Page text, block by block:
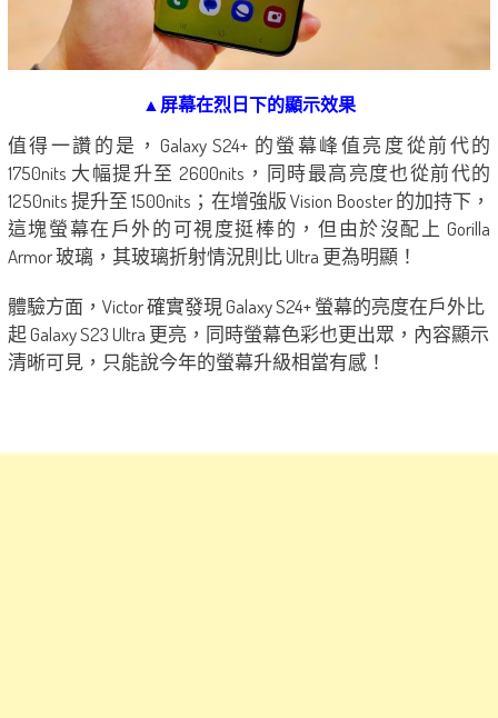
▲屏幕在烈日下的顯示效果
值得一讚的是，Galaxy S24+ 的螢幕峰值亮度從前代的
1750nits 大幅提升至 2600nits，同時最高亮度也從前代的
1250nits 提升至 1500nits；在增強版 Vision Booster 的加持下，
這塊螢幕在戶外的可視度挺棒的，但由於沒配上 Gorilla
Armor 玻璃，其玻璃折射情況則比 Ultra 更為明顯！
體驗方面，Victor 確實發現 Galaxy S24+ 螢幕的亮度在戶外比
起 Galaxy S23 Ultra 更亮，同時螢幕色彩也更出眾，內容顯示
清晰可見，只能說今年的螢幕升級相當有感！